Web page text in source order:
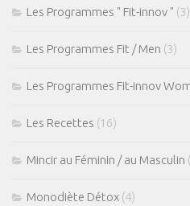
Les Programmes " Fit-innov " (3)
Les Programmes Fit / Men (3)
Les Programmes Fit-innov
Les Recettes (16)
Mincir au Féminin / au Masculin
Monodiète Détox (4)